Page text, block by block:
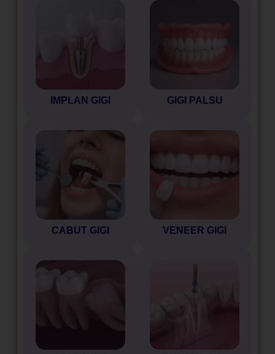
IMPLAN GIGI GIGI PALSU
CABUT GIGI VENEER GIGI